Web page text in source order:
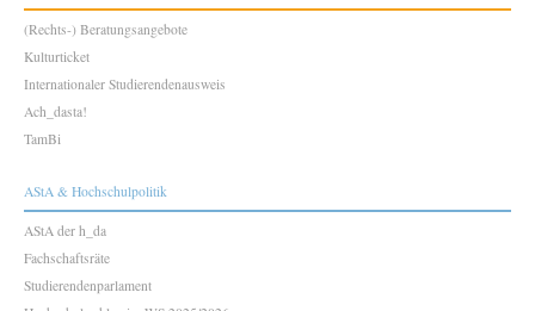
(Rechts-) Beratungsangebote
Kulturticket
Internationaler Studierendenausweis
Ach_dasta!
TamBi
AStA & Hochschulpolitik
AStA der h_da
Fachschaftsräte
Studierendenparlament